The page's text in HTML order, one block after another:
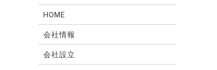
HOME
会社情報
会社設立